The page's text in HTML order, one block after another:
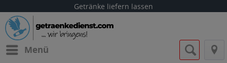
Getränke liefern lassen
Menü